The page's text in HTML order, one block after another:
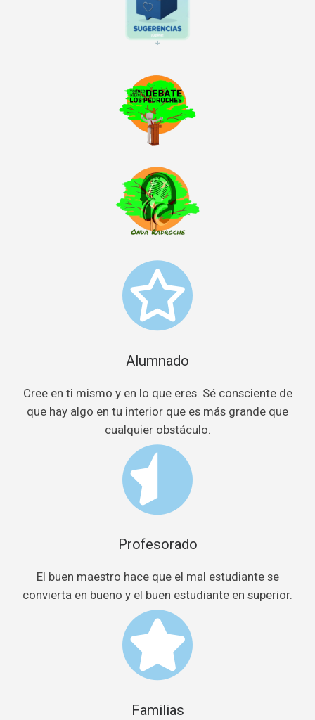
Alumnado
Cree en ti mismo y en lo que eres. Sé consciente de
que hay algo en tu interior que es más grande que
cualquier obstáculo.
Profesorado
El buen maestro hace que el mal estudiante se
convierta en bueno y el buen estudiante en superior.
Familias